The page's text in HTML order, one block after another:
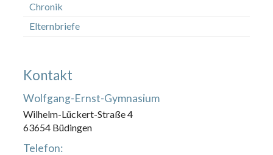
Chronik
Elternbriefe
Kontakt
Wolfgang-Ernst-Gymnasium
Wilhelm-Lückert-Straße 4
63654 Büdingen
Telefon: